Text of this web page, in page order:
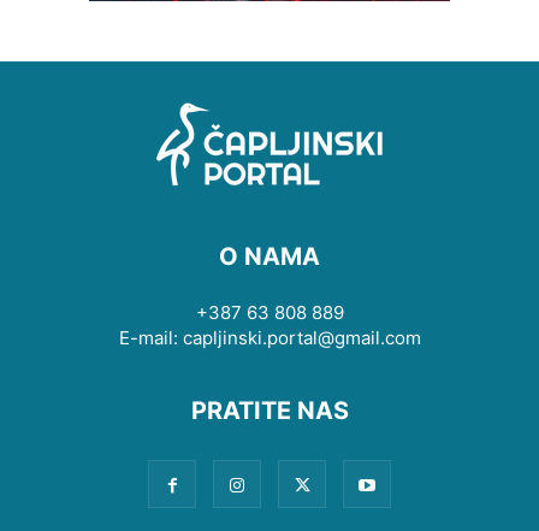
O NAMA
+387 63 808 889
E-mail: capljinski.portal@gmail.com
PRATITE NAS